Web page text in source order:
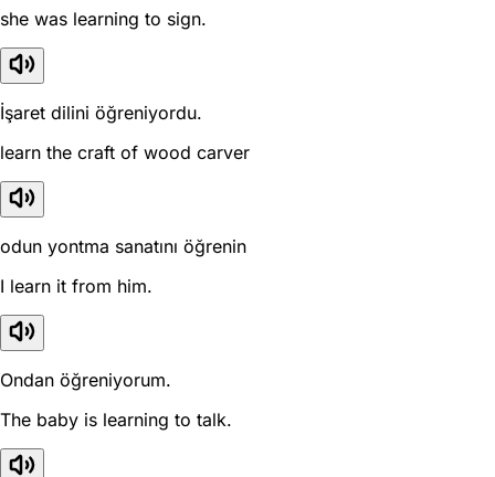
she was learning to sign.
İşaret dilini öğreniyordu.
learn the craft of wood carver
odun yontma sanatını öğrenin
I learn it from him.
Ondan öğreniyorum.
The baby is learning to talk.